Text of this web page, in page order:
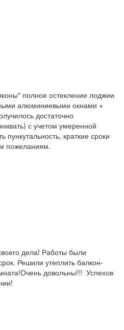
полное остекление лоджии
алюминиевыми окнами +
достаточно
с учетом умеренной
пункутальность, краткие сроки
пожеланиям.
дела! Работы были
Решили утеплить балкон-
довольны!!! Успехов